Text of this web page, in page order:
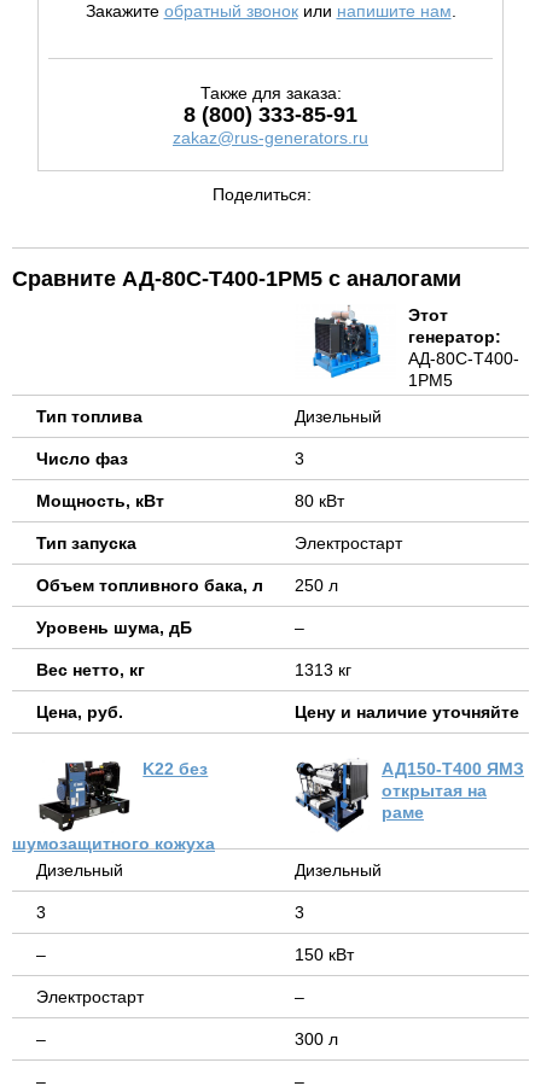
Закажите обратный звонокили напишите нам.
Также для заказа:
8 (800) 333-85-91
zakaz@rus-generators.ru
Поделиться:
Сравните АД-80С-Т400-1РМ5 с аналогами
Тип топлива
Число фаз
Мощность, кВт
Тип запуска
Объем топливного бака, л
Уровень шума, дБ
Вес нетто, кг
Цена, руб.
Этот
генератор:
АД-80С-Т400-
1РМ5
Дизельный
3
80 кВт
Электростарт
250 л
–
1313 кг
Цену и наличие уточняйте
K22 без
шумозащитного кожуха
Дизельный
3
–
Электростарт
–
–
АД150-Т400 ЯМЗ
открытая на
раме
Дизельный
3
150 кВт
–
300 л
–